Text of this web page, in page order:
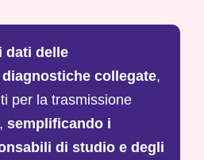
dati delle
collegate,
per la trasmissione
semplificando i
di studio e degli